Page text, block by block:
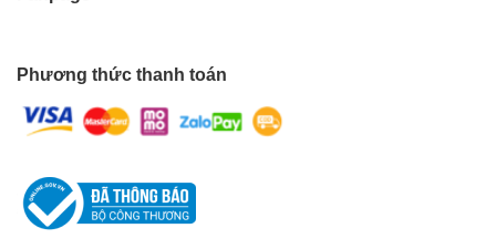
Phương thức thanh toán